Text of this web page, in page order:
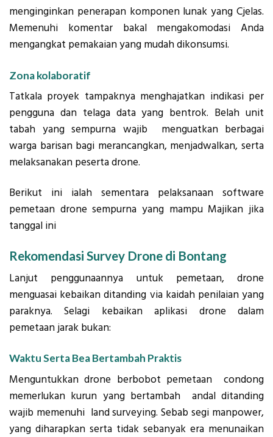
menginginkan penerapan komponen lunak yang Cjelas.
Memenuhi komentar bakal mengakomodasi Anda
mengangkat pemakaian yang mudah dikonsumsi.
Zona kolaboratif
Tatkala proyek tampaknya menghajatkan indikasi per
pengguna dan telaga data yang bentrok. Belah unit
tabah yang sempurna wajib menguatkan berbagai
warga barisan bagi merancangkan, menjadwalkan, serta
melaksanakan peserta drone.
Berikut ini ialah sementara pelaksanaan software
pemetaan drone sempurna yang mampu Majikan jika
tanggal ini
Rekomendasi Survey Drone di Bontang
Lanjut penggunaannya untuk pemetaan, drone
menguasai kebaikan ditanding via kaidah penilaian yang
paraknya. Selagi kebaikan aplikasi drone dalam
pemetaan jarak bukan:
Waktu Serta Bea Bertambah Praktis
Menguntukkan drone berbobot pemetaan condong
memerlukan kurun yang bertambah andal ditanding
wajib memenuhi land surveying. Sebab segi manpower,
yang diharapkan serta tidak sebanyak era menunaikan